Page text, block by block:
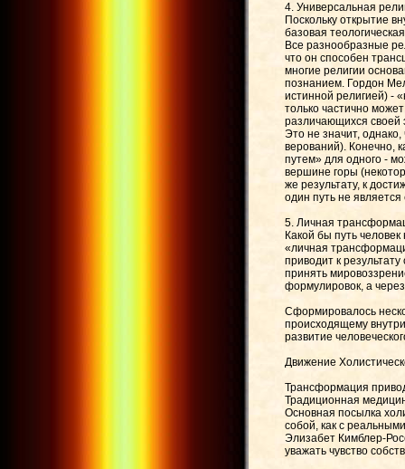
4. Универсальная
Поскольку открытие
базовая
Все разнообразные
что он способен
многие религии
познанием. Гордон
истинной религией) -
только частично
различающихся своей
Это не значит,
верований). Конечно,
путем» для одного -
вершине горы
же результату, к
один путь не
5. Личная
Какой бы путь
«личная
приводит к
принять
формулировок, а
Сформировалось
происходящему
развитие
Движение
Трансформация
Традиционная
Основная посылка
собой, как с
Элизабет Кимблер-
уважать чувство